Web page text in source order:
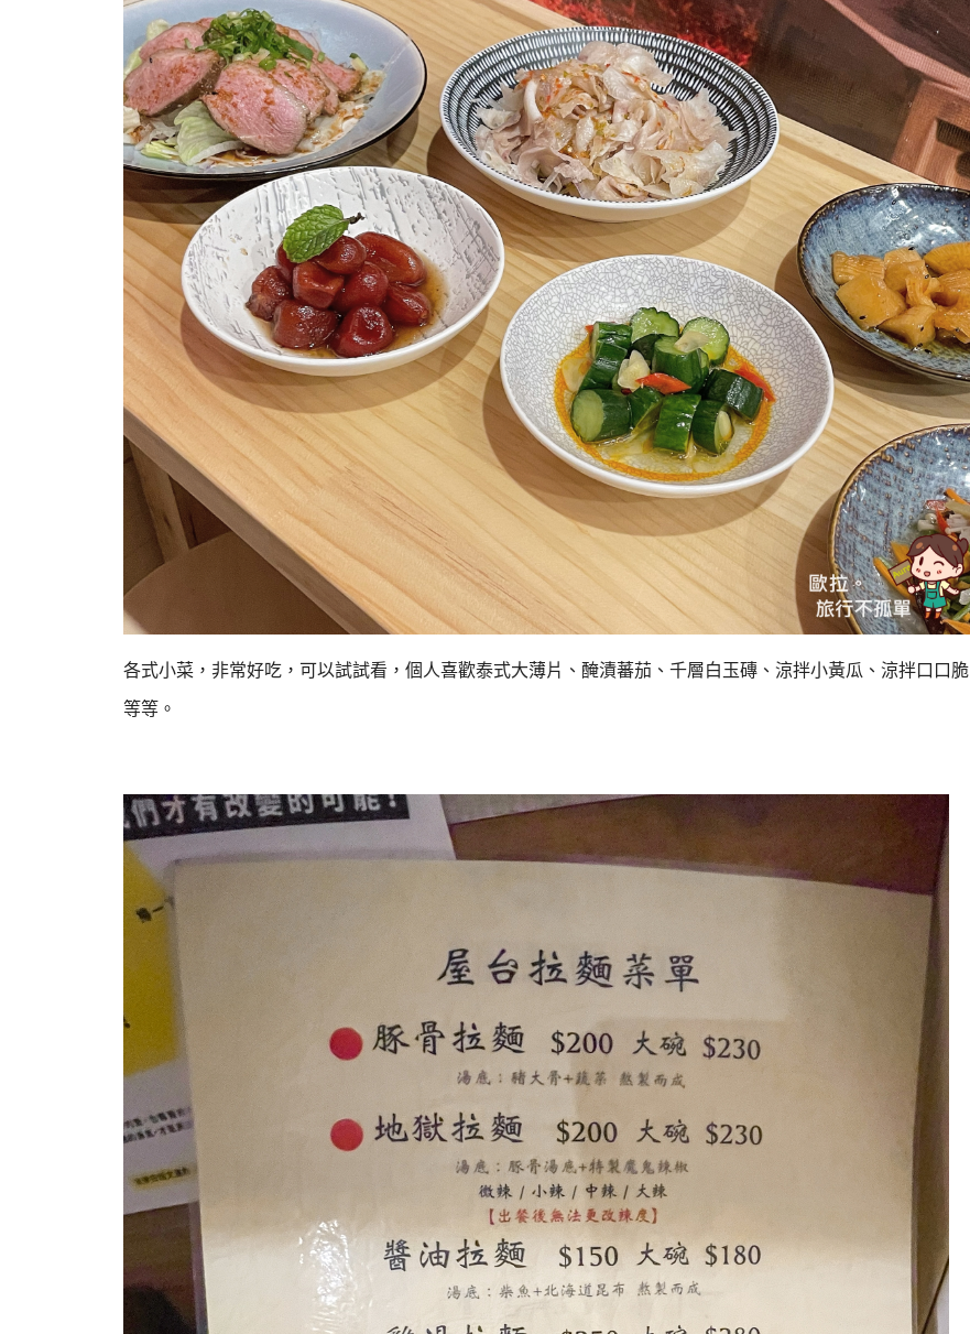
各式小菜，非常好吃，可以試試看，個人喜歡泰式大薄片、醃漬蕃茄、千層白玉磚、涼拌小黃瓜、涼拌口口脆
等等。